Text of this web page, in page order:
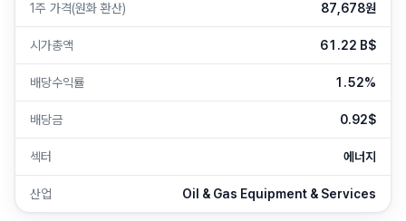
1주 가격(원화 환산) 87,678원
시가총액 61.22 B$
배당수익률 1.52%
배당금 0.92$
섹터 에너지
산업 Oil & Gas Equipment & Services